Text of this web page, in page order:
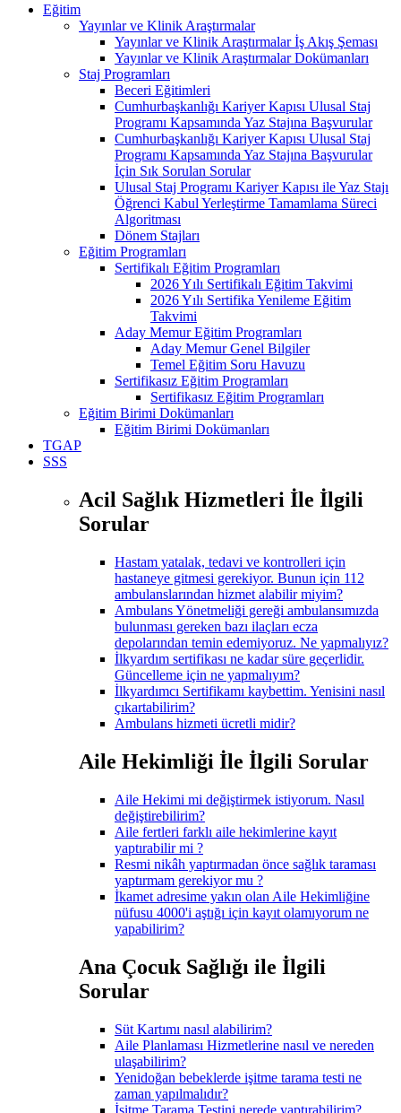
Eğitim
Yayınlar ve Klinik Araştırmalar
Yayınlar ve Klinik Araştırmalar İş Akış Şeması
Yayınlar ve Klinik Araştırmalar Dokümanları
Staj Programları
Beceri Eğitimleri
Cumhurbaşkanlığı Kariyer Kapısı Ulusal Staj
Programı Kapsamında Yaz Stajına Başvurular
Cumhurbaşkanlığı Kariyer Kapısı Ulusal Staj
Programı Kapsamında Yaz Stajına Başvurular
İçin Sık Sorulan Sorular
Ulusal Staj Programı Kariyer Kapısı ile Yaz Stajı
Öğrenci Kabul Yerleştirme Tamamlama Süreci
Algoritması
Dönem Stajları
Eğitim Programları
Sertifikalı Eğitim Programları
2026 Yılı Sertifikalı Eğitim Takvimi
2026 Yılı Sertifika Yenileme Eğitim
Takvimi
Aday Memur Eğitim Programları
Aday Memur Genel Bilgiler
Temel Eğitim Soru Havuzu
Sertifikasız Eğitim Programları
Sertifikasız Eğitim Programları
Eğitim Birimi Dokümanları
Eğitim Birimi Dokümanları
TGAP
SSS
Acil Sağlık Hizmetleri İle İlgili
Sorular
Hastam yatalak, tedavi ve kontrolleri için
hastaneye gitmesi gerekiyor. Bunun için 112
ambulanslarından hizmet alabilir miyim?
Ambulans Yönetmeliği gereği ambulansımızda
bulunması gereken bazı ilaçları ecza
depolarından temin edemiyoruz. Ne yapmalıyız?
İlkyardım sertifikası ne kadar süre geçerlidir.
Güncelleme için ne yapmalıyım?
İlkyardımcı Sertifikamı kaybettim. Yenisini nasıl
çıkartabilirim?
Ambulans hizmeti ücretli midir?
Aile Hekimliği İle İlgili Sorular
Aile Hekimi mi değiştirmek istiyorum. Nasıl
değiştirebilirim?
Aile fertleri farklı aile hekimlerine kayıt
yaptırabilir mi ?
Resmi nikâh yaptırmadan önce sağlık taraması
yaptırmam gerekiyor mu ?
İkamet adresime yakın olan Aile Hekimliğine
nüfusu 4000'i aştığı için kayıt olamıyorum ne
yapabilirim?
Ana Çocuk Sağlığı ile İlgili
Sorular
Süt Kartımı nasıl alabilirim?
Aile Planlaması Hizmetlerine nasıl ve nereden
ulaşabilirim?
Yenidoğan bebeklerde işitme tarama testi ne
zaman yapılmalıdır?
İşitme Tarama Testini nerede yaptırabilirim?